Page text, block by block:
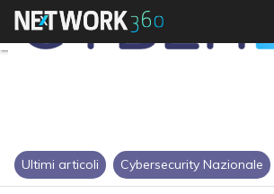
Ultimi articoli Cybersecurity Nazionale